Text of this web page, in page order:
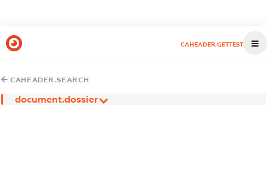
CAHEADER.GETTEST
CAHEADER.SEARCH
document.dossier